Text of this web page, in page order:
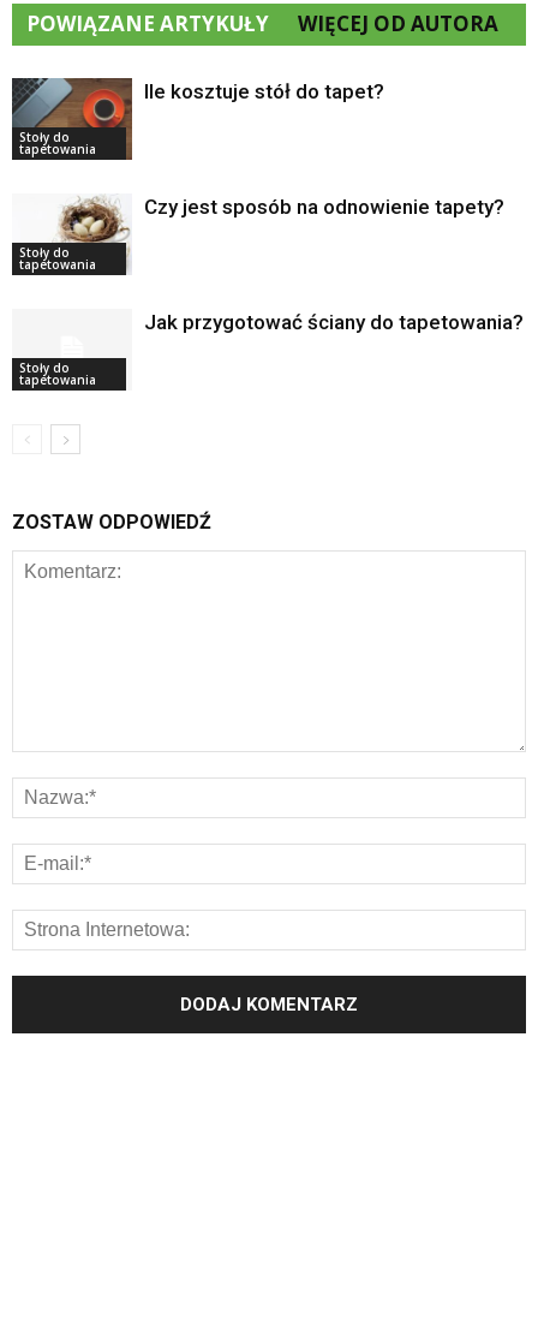
POWIĄZANE ARTYKUŁY WIĘCEJ OD AUTORA
Stoły do
tapetowania
Ile kosztuje stół do tapet?
Stoły do
tapetowania
Czy jest sposób na odnowienie tapety?
Stoły do
tapetowania
Jak przygotować ściany do tapetowania?
ZOSTAW ODPOWIEDŹ